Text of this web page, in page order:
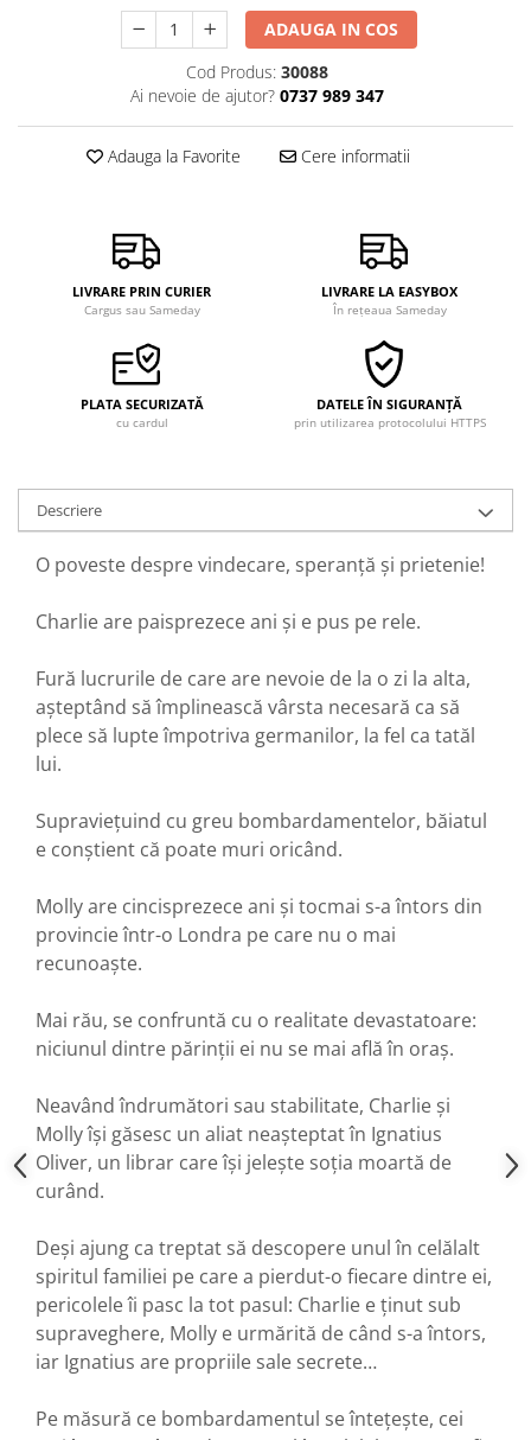
ADAUGA IN COS
Cod Produs: 30088
Ai nevoie de ajutor? 0737 989 347
Adauga la Favorite Cere informatii
LIVRARE PRIN CURIER
Cargus sau Sameday
LIVRARE LA EASYBOX
În rețeaua Sameday
PLATA SECURIZATĂ
cu cardul
DATELE ÎN SIGURANȚĂ
prin utilizarea protocolului HTTPS
Descriere
O poveste despre vindecare, speranță și prietenie!
Charlie are paisprezece ani și e pus pe rele.
Fură lucrurile de care are nevoie de la o zi la alta,
așteptând să împlinească vârsta necesară ca să
plece să lupte împotriva germanilor, la fel ca tatăl
lui.
Supraviețuind cu greu bombardamentelor, băiatul
e conștient că poate muri oricând.
Molly are cincisprezece ani și tocmai s-a întors din
provincie într-o Londra pe care nu o mai
recunoaște.
Mai rău, se confruntă cu o realitate devastatoare:
niciunul dintre părinții ei nu se mai află în oraș.
Neavând îndrumători sau stabilitate, Charlie și
Molly își găsesc un aliat neașteptat în Ignatius
Oliver, un librar care își jelește soția moartă de
curând.
Deși ajung ca treptat să descopere unul în celălalt
spiritul familiei pe care a pierdut-o fiecare dintre ei,
pericolele îi pasc la tot pasul: Charlie e ținut sub
supraveghere, Molly e urmărită de când s-a întors,
iar Ignatius are propriile sale secrete…
Pe măsură ce bombardamentul se întețește, cei